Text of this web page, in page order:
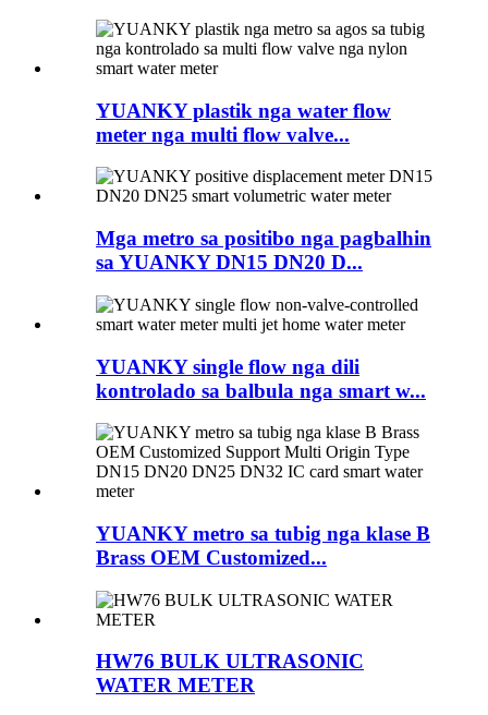
YUANKY plastik nga water flow
meter nga multi flow valve...
Mga metro sa positibo nga pagbalhin
sa YUANKY DN15 DN20 D...
YUANKY single flow nga dili
kontrolado sa balbula nga smart w...
YUANKY metro sa tubig nga klase B
Brass OEM Customized...
HW76 BULK ULTRASONIC
WATER METER